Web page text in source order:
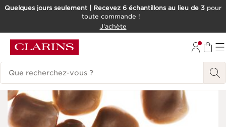
ALLER AU CONTENU
Quelques jours seulement | Recevez 6 échantillons au lieu de 3 pour
toute commande !
J'achète
Historique des recherches